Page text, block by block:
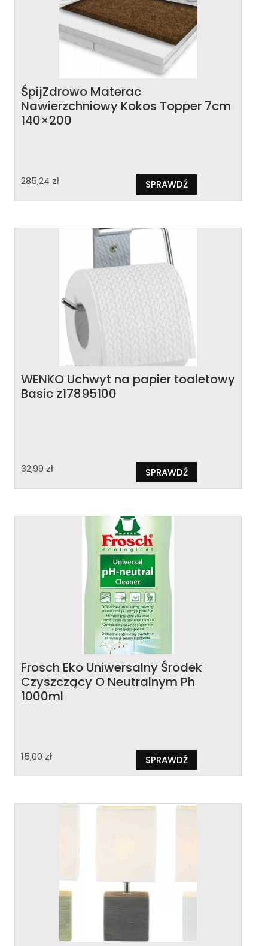
ŚpijZdrowo Materac
Nawierzchniowy Kokos Topper 7cm
140×200
285,24 zł SPRAWDŹ
WENKO Uchwyt na papier toaletowy
Basic z17895100
32,99 zł SPRAWDŹ
Frosch Eko Uniwersalny Środek
Czyszczący O Neutralnym Ph
1000ml
15,00 zł SPRAWDŹ